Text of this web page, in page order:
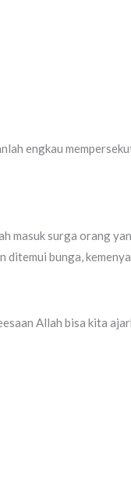
engkau
masuk surga orang
bunga,
Allah bisa kita